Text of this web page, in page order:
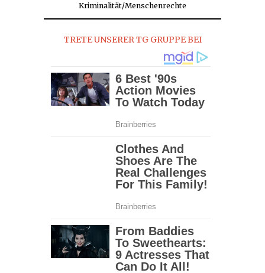
19,
Kriminalität/Menschenrechte
TRETE UNSERER TG GRUPPE BEI